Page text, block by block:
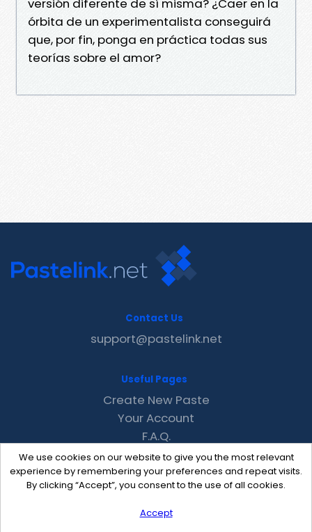
versión diferente de sí misma? ¿Caer en la
órbita de un experimentalista conseguirá
que, por fin, ponga en práctica todas sus
teorías sobre el amor?
We use cookies on our website to give you the most relevant
experience by remembering your preferences and repeat visits.
By clicking “Accept”, you consent to the use of all cookies.
Accept
Contact Us
support@pastelink.net
Useful Pages
Create New Paste
Your Account
F.A.Q.
Recent
Contact